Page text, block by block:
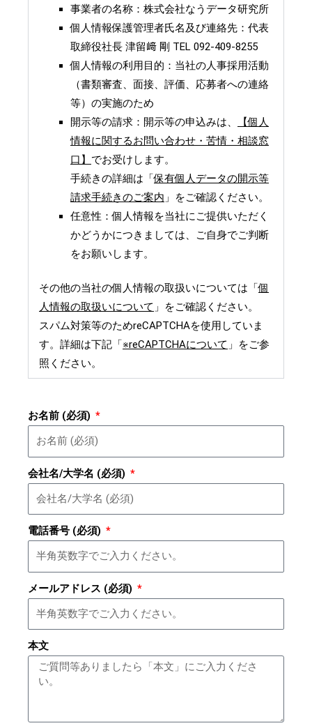
事業者の名称：株式会社なうデータ研究所
個人情報保護管理者氏名及び連絡先：代表
取締役社長 津留﨑 剛 TEL 092-409-8255
個人情報の利用目的：当社の人事採用活動
（書類審査、面接、評価、応募者への連絡
等）の実施のため
開示等の請求：開示等の申込みは、
【個人
情報に関するお問い合わせ・苦情・相談窓
口】 でお受けします。
手続きの詳細は「保有個人データの開示等
請求手続きのご案内 」をご確認ください。
任意性：個人情報を当社にご提供いただく
かどうかにつきましては、ご自身でご判断
をお願いします。
その他の当社の個人情報の取扱いについては「個
人情報の取扱いについて 」をご確認ください。
スパム対策等のためreCAPTCHAを使用していま
す。詳細は下記「※reCAPTCHAについて 」をご参
照ください。
お名前 (必須)
会社名/大学名 (必須)
電話番号 (必須)
メールアドレス (必須)
本文